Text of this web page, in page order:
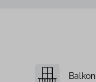
Balkon